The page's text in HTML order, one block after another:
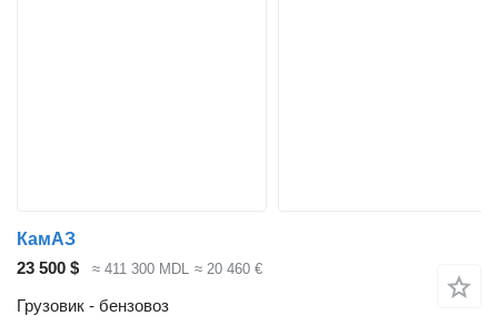
КамАЗ
23 500 $
≈ 411 300 MDL ≈ 20 460 €
Грузовик - бензовоз